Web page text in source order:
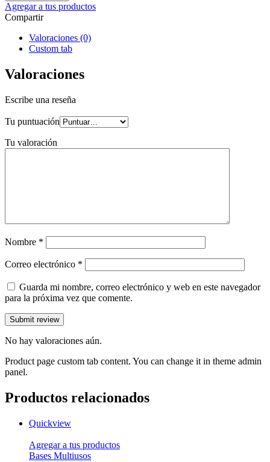
Agregar a tus productos
Compartir
Valoraciones (0)
Custom tab
Valoraciones
Escribe una reseña
Tu puntuación
Tu valoración
Nombre *
Correo electrónico *
Guarda mi nombre, correo electrónico y web en este navegador
para la próxima vez que comente.
No hay valoraciones aún.
Product page custom tab content. You can change it in theme admin
panel.
Productos relacionados
Quickview
Agregar a tus productos
Bases Multiusos